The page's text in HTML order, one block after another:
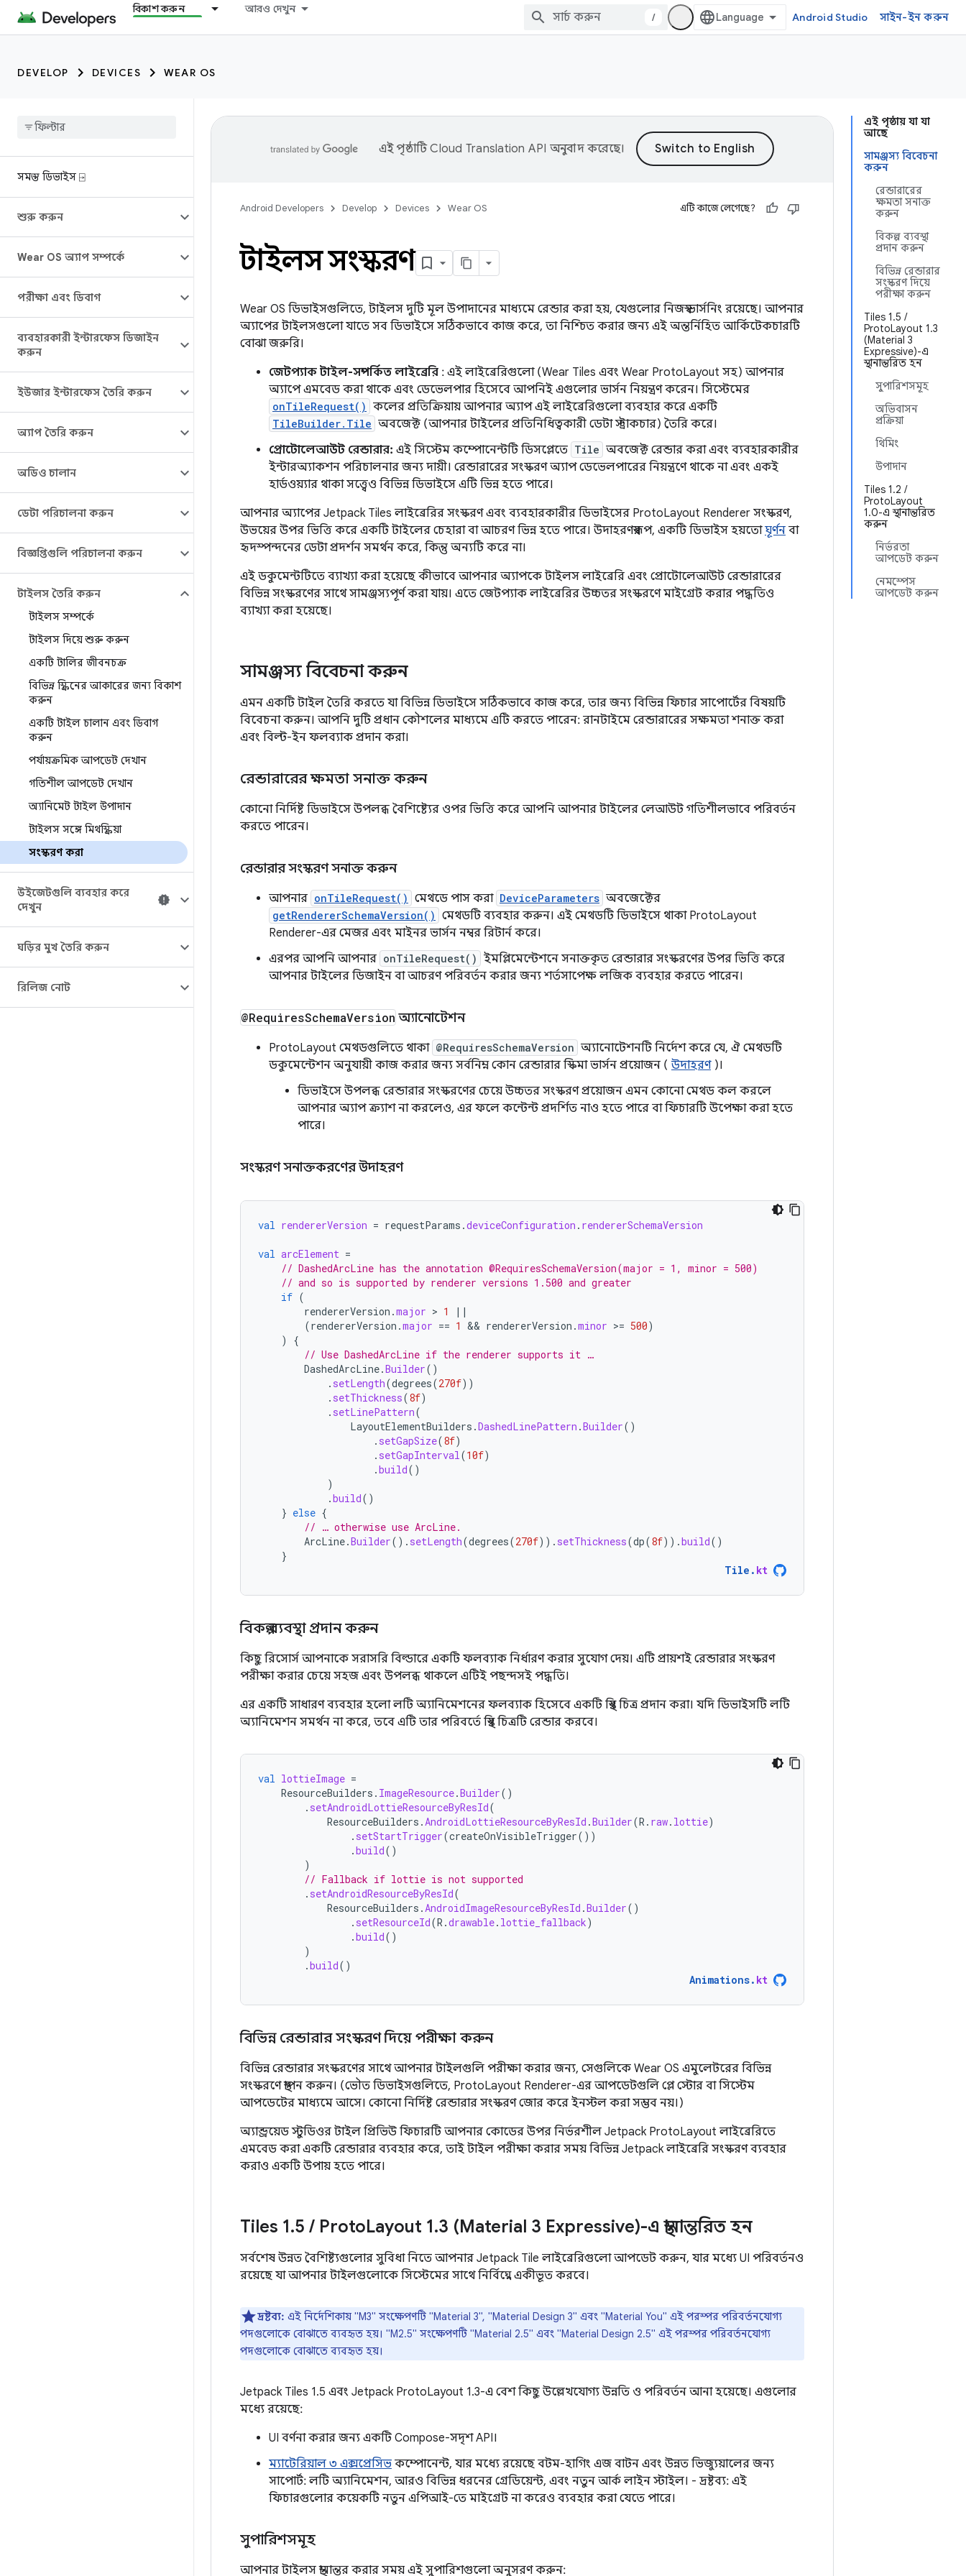
বিকাশ করুন আরও দেখুন
/ Android Studio সাইন-ইন করুন
DEVELOP DEVICES WEAR OS
সমস্ত ডিভাইস ⍈
শুরু করুন
Wear OS অ্যাপ সম্পর্কে
পরীক্ষা এবং ডিবাগ
ব্যবহারকারী ইন্টারফেস ডিজাইন
করুন
ইউজার ইন্টারফেস তৈরি করুন
অ্যাপ তৈরি করুন
অডিও চালান
ডেটা পরিচালনা করুন
বিজ্ঞপ্তিগুলি পরিচালনা করুন
টাইলস তৈরি করুন
টাইলস সম্পর্কে
টাইলস দিয়ে শুরু করুন
একটি টালির জীবনচক্র
বিভিন্ন স্ক্রিনের আকারের জন্য বিকাশ
করুন
একটি টাইল চালান এবং ডিবাগ
করুন
পর্যায়ক্রমিক আপডেট দেখান
গতিশীল আপডেট দেখান
অ্যানিমেট টাইল উপাদান
টাইলস সঙ্গে মিথস্ক্রিয়া
সংস্করণ করা
উইজেটগুলি ব্যবহার করে
দেখুন
ঘড়ির মুখ তৈরি করুন
রিলিজ নোট
এই পৃষ্ঠায় যা যা
আছে
সামঞ্জস্য বিবেচনা
করুন
রেন্ডারারের
ক্ষমতা সনাক্ত
করুন
বিকল্প ব্যবস্থা
প্রদান করুন
বিভিন্ন রেন্ডারার
সংস্করণ দিয়ে
পরীক্ষা করুন
Tiles 1.5 /
ProtoLayout 1.3
(Material 3
Expressive)-এ
স্থানান্তরিত হন
সুপারিশসমূহ
অভিবাসন
প্রক্রিয়া
থিমিং
উপাদান
Tiles 1.2 /
ProtoLayout
1.0-এ স্থানান্তরিত
করুন
নির্ভরতা
আপডেট করুন
নেমস্পেস
আপডেট করুন
এই পৃষ্ঠাটিCloud Translation API অনুবাদ করেছে।
Android Developers Develop Devices Wear OS এটি কাজে লেগেছে?
টাইলস সংস্করণ
Wear OS ডিভাইসগুলিতে, টাইলস দুটি মূল উপাদানের মাধ্যমে রেন্ডার করা হয়, যেগুলোর নিজস্ব ভার্সনিং রয়েছে। আপনার
অ্যাপের টাইলসগুলো যাতে সব ডিভাইসে সঠিকভাবে কাজ করে, তা নিশ্চিত করার জন্য এই অন্তর্নিহিত আর্কিটেকচারটি
বোঝা জরুরি।
জেটপ্যাক টাইল-সম্পর্কিত লাইব্রেরি : এই লাইব্রেরিগুলো (Wear Tiles এবং Wear ProtoLayout সহ) আপনার
অ্যাপে এমবেড করা থাকে এবং ডেভেলপার হিসেবে আপনিই এগুলোর ভার্সন নিয়ন্ত্রণ করেন। সিস্টেমের
onTileRequest() কলের প্রতিক্রিয়ায় আপনার অ্যাপ এই লাইব্রেরিগুলো ব্যবহার করে একটি
TileBuilder.Tile অবজেক্ট (আপনার টাইলের প্রতিনিধিত্বকারী ডেটা স্ট্রাকচার) তৈরি করে।
প্রোটোলেআউট রেন্ডারার: ​​এই সিস্টেম কম্পোনেন্টটি ডিসপ্লেতে Tile অবজেক্ট রেন্ডার করা এবং ব্যবহারকারীর
ইন্টারঅ্যাকশন পরিচালনার জন্য দায়ী। রেন্ডারারের সংস্করণ অ্যাপ ডেভেলপারের নিয়ন্ত্রণে থাকে না এবং একই
হার্ডওয়্যার থাকা সত্ত্বেও বিভিন্ন ডিভাইসে এটি ভিন্ন হতে পারে।
আপনার অ্যাপের Jetpack Tiles লাইব্রেরির সংস্করণ এবং ব্যবহারকারীর ডিভাইসের ProtoLayout Renderer সংস্করণ,
উভয়ের উপর ভিত্তি করে একটি টাইলের চেহারা বা আচরণ ভিন্ন হতে পারে। উদাহরণস্বরূপ, একটি ডিভাইস হয়তোঘূর্ণন বা
হৃদস্পন্দনের ডেটা প্রদর্শন সমর্থন করে, কিন্তু অন্যটি করে না।
এই ডকুমেন্টটিতে ব্যাখ্যা করা হয়েছে কীভাবে আপনার অ্যাপকে টাইলস লাইব্রেরি এবং প্রোটোলেআউট রেন্ডারারের
বিভিন্ন সংস্করণের সাথে সামঞ্জস্যপূর্ণ করা যায়। এতে জেটপ্যাক লাইব্রেরির উচ্চতর সংস্করণে মাইগ্রেট করার পদ্ধতিও
ব্যাখ্যা করা হয়েছে।
সামঞ্জস্য বিবেচনা করুন
এমন একটি টাইল তৈরি করতে যা বিভিন্ন ডিভাইসে সঠিকভাবে কাজ করে, তার জন্য বিভিন্ন ফিচার সাপোর্টের বিষয়টি
বিবেচনা করুন। আপনি দুটি প্রধান কৌশলের মাধ্যমে এটি করতে পারেন: রানটাইমে রেন্ডারারের সক্ষমতা শনাক্ত করা
এবং বিল্ট-ইন ফলব্যাক প্রদান করা।
রেন্ডারারের ক্ষমতা সনাক্ত করুন
কোনো নির্দিষ্ট ডিভাইসে উপলব্ধ বৈশিষ্ট্যের ওপর ভিত্তি করে আপনি আপনার টাইলের লেআউট গতিশীলভাবে পরিবর্তন
করতে পারেন।
রেন্ডারার সংস্করণ সনাক্ত করুন
আপনার onTileRequest() মেথডে পাস করা DeviceParameters অবজেক্টের
getRendererSchemaVersion() মেথডটি ব্যবহার করুন। এই মেথডটি ডিভাইসে থাকা ProtoLayout
Renderer-এর মেজর এবং মাইনর ভার্সন নম্বর রিটার্ন করে।
এরপর আপনি আপনার onTileRequest() ইমপ্লিমেন্টেশনে সনাক্তকৃত রেন্ডারার সংস্করণের উপর ভিত্তি করে
আপনার টাইলের ডিজাইন বা আচরণ পরিবর্তন করার জন্য শর্তসাপেক্ষ লজিক ব্যবহার করতে পারেন।
@RequiresSchemaVersion অ্যানোটেশন
ProtoLayout মেথডগুলিতে থাকা @RequiresSchemaVersion অ্যানোটেশনটি নির্দেশ করে যে, ঐ মেথডটি
ডকুমেন্টেশন অনুযায়ী কাজ করার জন্য সর্বনিম্ন কোন রেন্ডারার স্কিমা ভার্সন প্রয়োজন ( উদাহরণ)।
ডিভাইসে উপলব্ধ রেন্ডারার সংস্করণের চেয়ে উচ্চতর সংস্করণ প্রয়োজন এমন কোনো মেথড কল করলে
আপনার অ্যাপ ক্র্যাশ না করলেও, এর ফলে কন্টেন্ট প্রদর্শিত নাও হতে পারে বা ফিচারটি উপেক্ষা করা হতে
পারে।
সংস্করণ সনাক্তকরণের উদাহরণ
val rendererVersion = requestParams .deviceConfiguration . rendererSchemaVersion
val arcElement =
// DashedArcLine has the annotation @RequiresSchemaVersion(major = 1, minor = 500)
// and so is supported by renderer versions 1.500 and greater
if (
rendererVersion .major > 1
||
(rendererVersion .major == 1 && rendererVersion .minor >= 500)
)
{
// Use DashedArcLine if the renderer supports it …
DashedArcLine.Builder()
. setLength(degrees(270f))
. setThickness(8f)
. setLinePattern(
LayoutElementBuilders .DashedLinePattern .Builder()
. setGapSize(8f)
. setGapInterval(10f)
.build()
)
.build()
} else {
// … otherwise use ArcLine.
ArcLine.Builder(). setLength(degrees(270f)). setThickness(dp(8f)).build()
}
Tile . kt
বিকল্প ব্যবস্থা প্রদান করুন
কিছু রিসোর্স আপনাকে সরাসরি বিল্ডারে একটি ফলব্যাক নির্ধারণ করার সুযোগ দেয়। এটি প্রায়শই রেন্ডারার সংস্করণ
পরীক্ষা করার চেয়ে সহজ এবং উপলব্ধ থাকলে এটিই পছন্দসই পদ্ধতি।
এর একটি সাধারণ ব্যবহার হলো লটি অ্যানিমেশনের ফলব্যাক হিসেবে একটি স্থির চিত্র প্রদান করা। যদি ডিভাইসটি লটি
অ্যানিমেশন সমর্থন না করে, তবে এটি তার পরিবর্তে স্থির চিত্রটি রেন্ডার করবে।
val lottieImage =
ResourceBuilders . ImageResource.Builder()
. setAndroidLottieResourceByResId(
ResourceBuilders .AndroidLottieResourceByResId .Builder(R . raw. lottie)
. setStartTrigger(createOnVisibleTrigger())
.build()
)
// Fallback if lottie is not supported
. setAndroidResourceByResId(
ResourceBuilders .AndroidImageResourceByResId .Builder()
. setResourceId(R .drawable. lottie_fallback)
.build()
)
.build()
Animations. kt
বিভিন্ন রেন্ডারার সংস্করণ দিয়ে পরীক্ষা করুন
বিভিন্ন রেন্ডারার সংস্করণের সাথে আপনার টাইলগুলি পরীক্ষা করার জন্য, সেগুলিকে Wear OS এমুলেটরের বিভিন্ন
সংস্করণে স্থাপন করুন। (ভৌত ডিভাইসগুলিতে, ProtoLayout Renderer-এর আপডেটগুলি প্লে স্টোর বা সিস্টেম
আপডেটের মাধ্যমে আসে। কোনো নির্দিষ্ট রেন্ডারার সংস্করণ জোর করে ইনস্টল করা সম্ভব নয়।)
অ্যান্ড্রয়েড স্টুডিওর টাইল প্রিভিউ ফিচারটি আপনার কোডের উপর নির্ভরশীল Jetpack ProtoLayout লাইব্রেরিতে
এমবেড করা একটি রেন্ডারার ব্যবহার করে, তাই টাইল পরীক্ষা করার সময় বিভিন্ন Jetpack লাইব্রেরি সংস্করণ ব্যবহার
করাও একটি উপায় হতে পারে।
Tiles 1.5 / ProtoLayout 1.3 (Material 3 Expressive)-এ স্থানান্তরিত হন
সর্বশেষ উন্নত বৈশিষ্ট্যগুলোর সুবিধা নিতে আপনার Jetpack Tile লাইব্রেরিগুলো আপডেট করুন, যার মধ্যে UI পরিবর্তনও
রয়েছে যা আপনার টাইলগুলোকে সিস্টেমের সাথে নির্বিঘ্নে একীভূত করবে।
দ্রষ্টব্য: এই নির্দেশিকায় "M3" সংক্ষেপণটি "Material 3", "Material Design 3" এবং "Material You" এই পরস্পর পরিবর্তনযোগ্য
পদগুলোকে বোঝাতে ব্যবহৃত হয়। "M2.5" সংক্ষেপণটি "Material 2.5" এবং "Material Design 2.5" এই পরস্পর পরিবর্তনযোগ্য
পদগুলোকে বোঝাতে ব্যবহৃত হয়।
Jetpack Tiles 1.5 এবং Jetpack ProtoLayout 1.3-এ বেশ কিছু উল্লেখযোগ্য উন্নতি ও পরিবর্তন আনা হয়েছে। এগুলোর
মধ্যে রয়েছে:
UI বর্ণনা করার জন্য একটি Compose-সদৃশ API।
ম্যাটেরিয়াল ৩ এক্সপ্রেসিভ কম্পোনেন্ট, যার মধ্যে রয়েছে বটম-হাগিং এজ বাটন এবং উন্নত ভিজ্যুয়ালের জন্য
সাপোর্ট: লটি অ্যানিমেশন, আরও বিভিন্ন ধরনের গ্রেডিয়েন্ট, এবং নতুন আর্ক লাইন স্টাইল। - দ্রষ্টব্য: এই
ফিচারগুলোর কয়েকটি নতুন এপিআই-তে মাইগ্রেট না করেও ব্যবহার করা যেতে পারে।
সুপারিশসমূহ
আপনার টাইলস স্থানান্তর করার সময় এই সুপারিশগুলো অনুসরণ করুন: